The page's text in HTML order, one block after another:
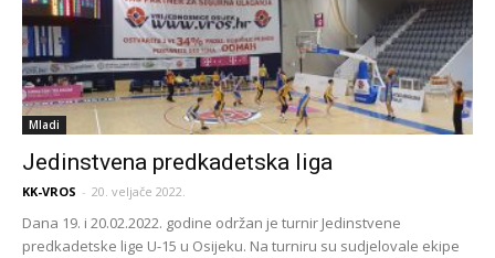
Mladi
Jedinstvena predkadetska liga
KK-VROS - 20. veljače 2022.
Dana 19. i 20.02.2022. godine održan je turnir Jedinstvene
predkadetske lige U-15 u Osijeku. Na turniru su sudjelovale ekipe